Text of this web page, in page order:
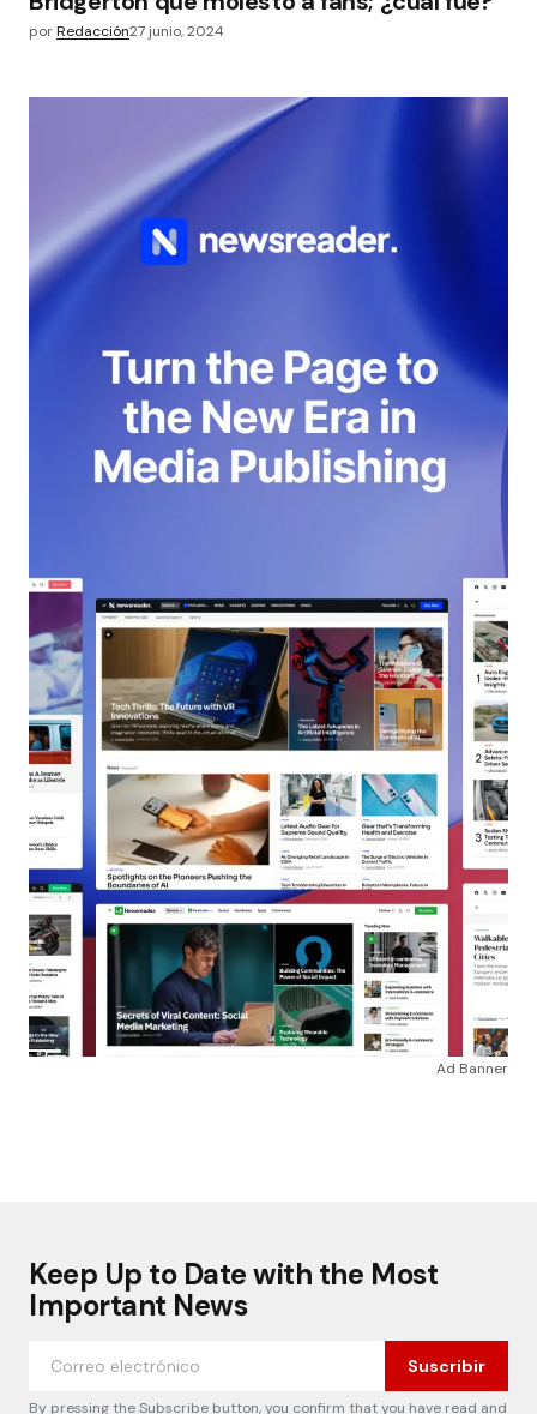
porRedacción27 junio, 2024
Ad Banner
Keep Up to Date with the Most
Important News
Suscribir
By pressing the Subscribe button, you confirm that you have read and